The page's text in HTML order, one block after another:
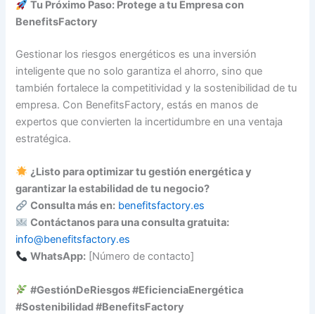
Tu Próximo Paso: Protege a tu Empresa con
BenefitsFactory
Gestionar los riesgos energéticos es una inversión
inteligente que no solo garantiza el ahorro, sino que
también fortalece la competitividad y la sostenibilidad de tu
empresa. Con BenefitsFactory, estás en manos de
expertos que convierten la incertidumbre en una ventaja
estratégica.
¿Listo para optimizar tu gestión energética y
garantizar la estabilidad de tu negocio?
Consulta más en: benefitsfactory.es
Contáctanos para una consulta gratuita:
info@benefitsfactory.es
WhatsApp: [Número de contacto]
#GestiónDeRiesgos #EficienciaEnergética
#Sostenibilidad #BenefitsFactory